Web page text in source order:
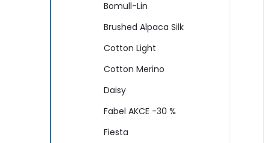
Bomull-Lin
Brushed Alpaca Silk
Cotton Light
Cotton Merino
Daisy
Fabel AKCE -30 %
Fiesta